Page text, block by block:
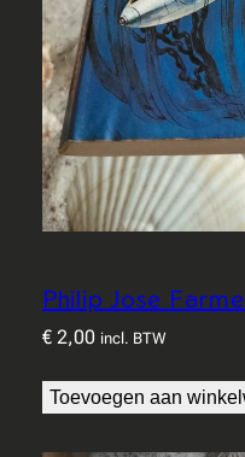
Philip Jose
€2,00 incl. BTW
Toevoegen aan